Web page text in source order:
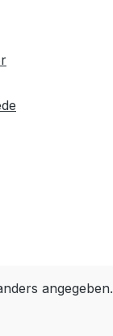
angegeben.